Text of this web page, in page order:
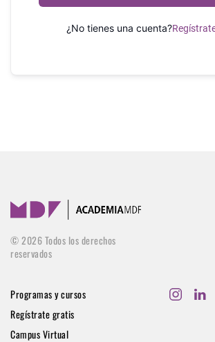
¿No tienes una cuenta?
©2026Todos los derechos
reservados
Programas y cursos
Regístrate gratis
Campus Virtual